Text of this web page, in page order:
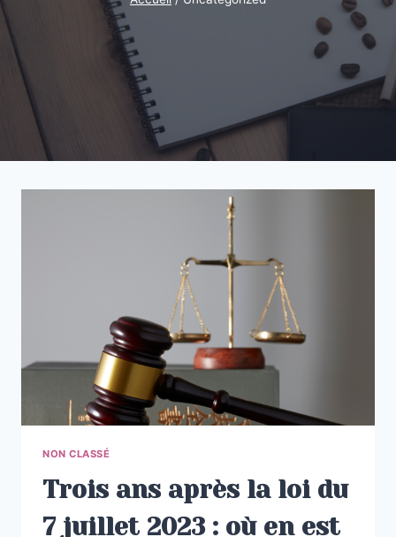
NON CLASSÉ
Trois ans après la loi du
7 juillet 2023 : où en est